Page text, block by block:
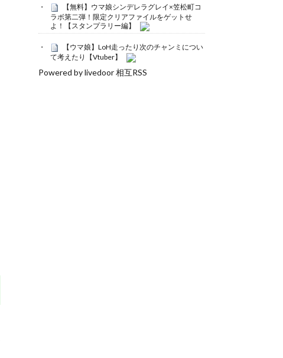
【無料】ウマ娘シンデレラグレイ×笠松町コ
ラボ第二弾！限定クリアファイルをゲットせ
よ！【スタンプラリー編】
【ウマ娘】LoH走ったり次のチャンミについ
て考えたり【Vtuber】
Powered by livedoor 相互RSS